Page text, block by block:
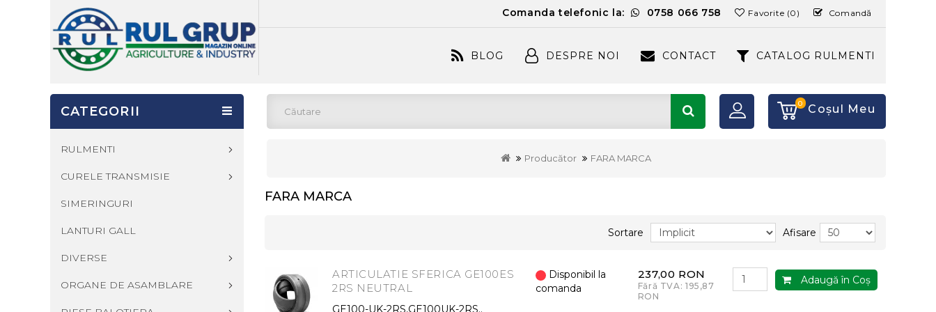
Comanda telefonic la: 0758 066 758 Favorite (0) Comandă
BLOG DESPRE NOI CONTACT CATALOG RULMENTI
0 Coşul Meu
Producător FARA MARCA
CATEGORII
RULMENTI
CURELE TRANSMISIE
SIMERINGURI
LANTURI GALL
DIVERSE
ORGANE DE ASAMBLARE
FARA MARCA
Sortare Afisare
ARTICULATIE SFERICA GE100ES
2RS NEUTRAL
GE100-UK-2RS,GE100UK-2RS..
Disponibil la
comanda
237,00 RON
Fără TVA: 195,87
RON
Adaugă în Coş